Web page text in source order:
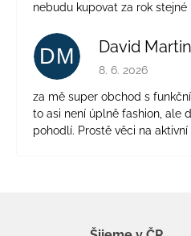
nebudu kupovat za rok stejné
DM David
Hodnotenie
8. 6. 2026
za mě super obchod s
to asi není úplně fashion, ale
pohodlí. Prostě věci na